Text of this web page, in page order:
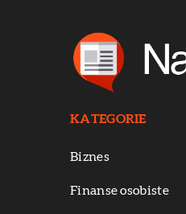
KATEGORIE
Biznes
Finanse osobiste